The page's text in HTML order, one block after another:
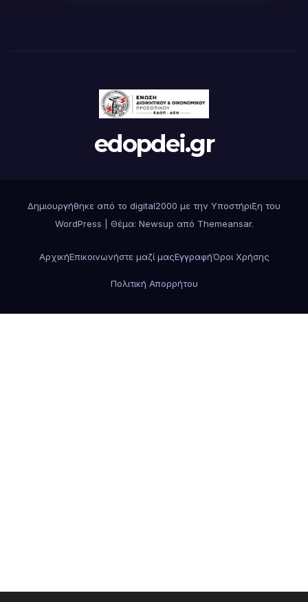
edopdei.gr
Δημιουργήθηκε από το digital2000 με την Υποστήριξη του
WordPress
Θέμα: Newsup από Themeansar.
ΑρχικήΕπικοινωνήστε μαζί μαςΕγγραφήΌροι Χρήσης
Πολιτική Απορρήτου